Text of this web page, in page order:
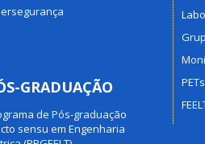
GRADUAÇÃO
de Pós-graduação
sensu em Engenharia
PETs